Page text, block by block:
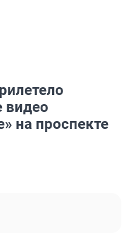
видео
на проспекте